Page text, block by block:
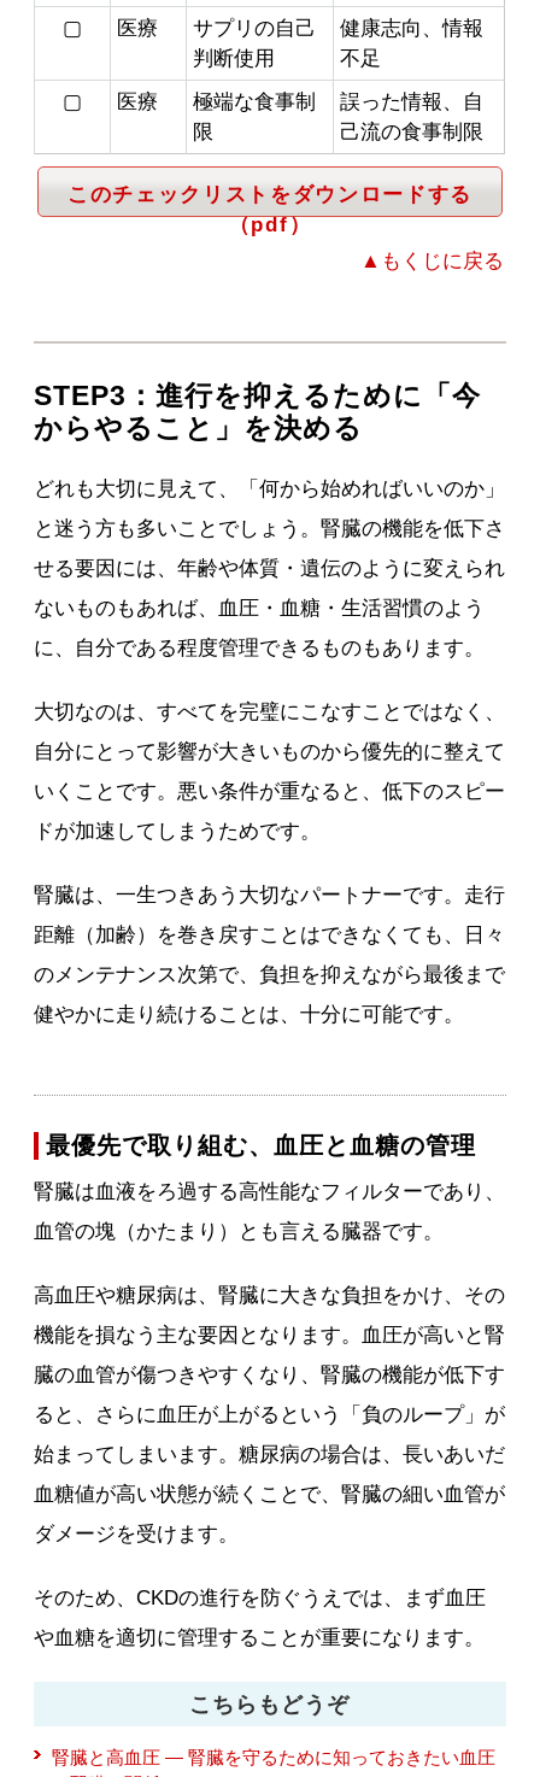
▢ 医療
サプリの自己
判断使用
健康志向、情報
不足
▢
医療
極端な食事制
限
誤った情報、自
己流の食事制限
このチェックリストをダウンロードする
（pdf）
▲もくじに戻る
STEP3：進行を抑えるために「今
からやること」を決める
どれも大切に見えて、「何から始めればいいのか」
と迷う方も多いことでしょう。腎臓の機能を低下さ
せる要因には、年齢や体質・遺伝のように変えられ
ないものもあれば、血圧・血糖・生活習慣のよう
に、自分である程度管理できるものもあります。
大切なのは、すべてを完璧にこなすことではなく、
自分にとって影響が大きいものから優先的に整えて
いくことです。悪い条件が重なると、低下のスピー
ドが加速してしまうためです。
腎臓は、一生つきあう大切なパートナーです。走行
距離（加齢）を巻き戻すことはできなくても、日々
のメンテナンス次第で、負担を抑えながら最後まで
健やかに走り続けることは、十分に可能です。
最優先で取り組む、血圧と血糖の管理
腎臓は血液をろ過する高性能なフィルターであり、
血管の塊（かたまり）とも言える臓器です。
高血圧や糖尿病は、腎臓に大きな負担をかけ、その
機能を損なう主な要因となります。血圧が高いと腎
臓の血管が傷つきやすくなり、腎臓の機能が低下す
ると、さらに血圧が上がるという「負のループ」が
始まってしまいます。糖尿病の場合は、長いあいだ
血糖値が高い状態が続くことで、腎臓の細い血管が
ダメージを受けます。
そのため、CKDの進行を防ぐうえでは、まず血圧
や血糖を適切に管理することが重要になります。
こちらもどうぞ
腎臓と高血圧 ― 腎臓を守るために知っておきたい血圧